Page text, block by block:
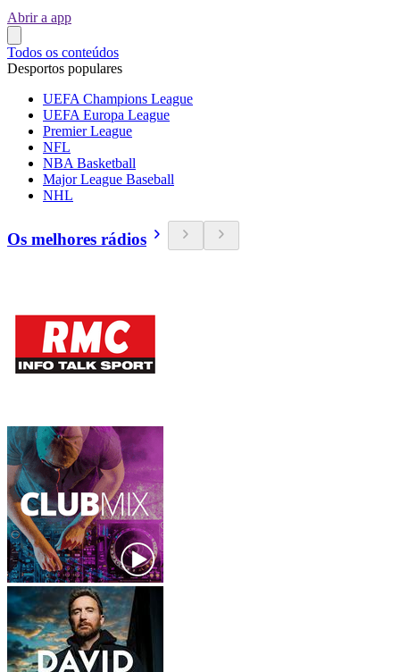
Abrir a app
Todos os conteúdos
Desportos populares
UEFA Champions League
UEFA Europa League
Premier League
NFL
NBA Basketball
Major League Baseball
NHL
Os melhores rádios